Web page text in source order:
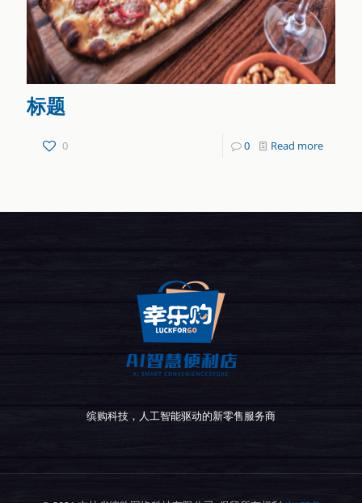
标题
0 0 Read more
缤购科技，人工智能驱动的新零售服务商